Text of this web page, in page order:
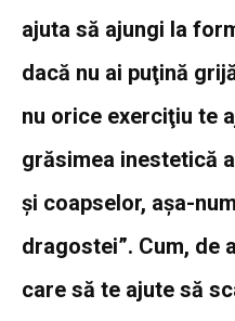
ajuta să ajungi la
dacă nu ai puţină
nu orice exerciţiu te
grăsimea inestetică
şi coapselor, aşa-
dragostei”. Cum, de
care să te ajute să